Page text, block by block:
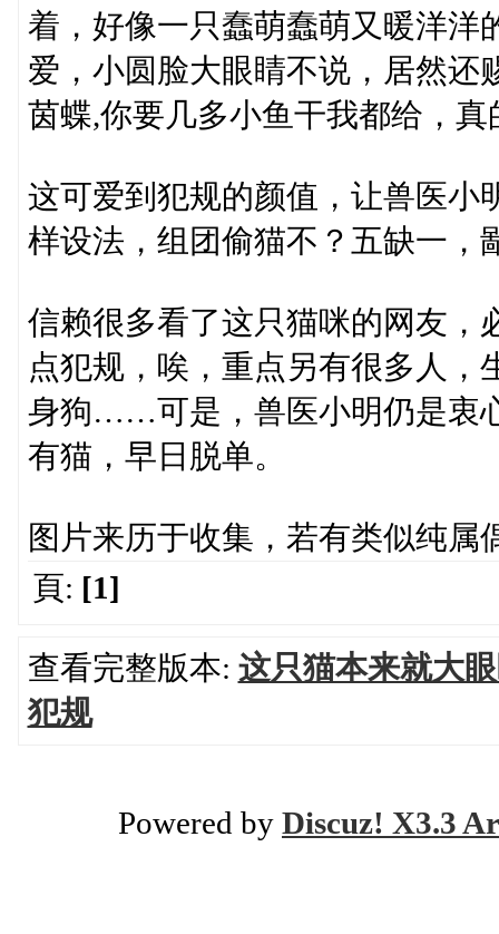
着，好像一只蠢萌蠢萌又暖洋洋
爱，小圆脸大眼睛不说，居然还
茵蝶,你要几多小鱼干我都给，
这可爱到犯规的颜值，让兽医小
样设法，组团偷猫不？五缺一
信赖很多看了这只猫咪的网友，
点犯规，唉，重点另有很多人
身狗……可是，兽医小明仍是衷
有猫，早日脱单。
图片来历于收集，若有类似纯属
頁: [1]
查看完整版本: 这只猫本来就大
犯规
Powered by Discuz! X3.3